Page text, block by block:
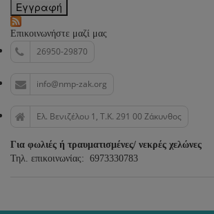
Επικοινωνήστε μαζί μας
26950-29870
info@nmp-zak.org
Ελ. Βενιζέλου 1, Τ.Κ. 291 00 Ζάκυνθος
Για φωλιές ή τραυματισμένες/ νεκρές χελώνες
Τηλ. επικοινωνίας: 6973330783